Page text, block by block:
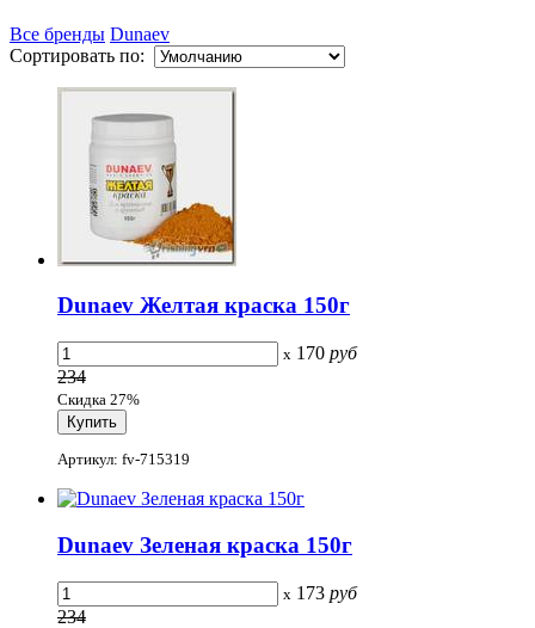
Все бренды Dunaev
Сортировать по:
Dunaev Желтая краска 150г
x 170 руб
234
Скидка 27%
Артикул: fv-715319
Dunaev Зеленая краска 150г
x 173 руб
234